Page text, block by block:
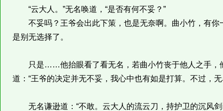
“云大人。”无名唤道，“是否有何不妥？”
不妥吗？王爷会出此下策，也是无奈啊。曲小竹，有你
是别无选择了。
只是……他抬眼看了看无名，若曲小竹丧于他人之手，
道：“王爷的决定并无不妥，我心中也有如是打算。不过，
无名谦逊道：“不敢。云大人的流云刀，持护卫的沉风剑